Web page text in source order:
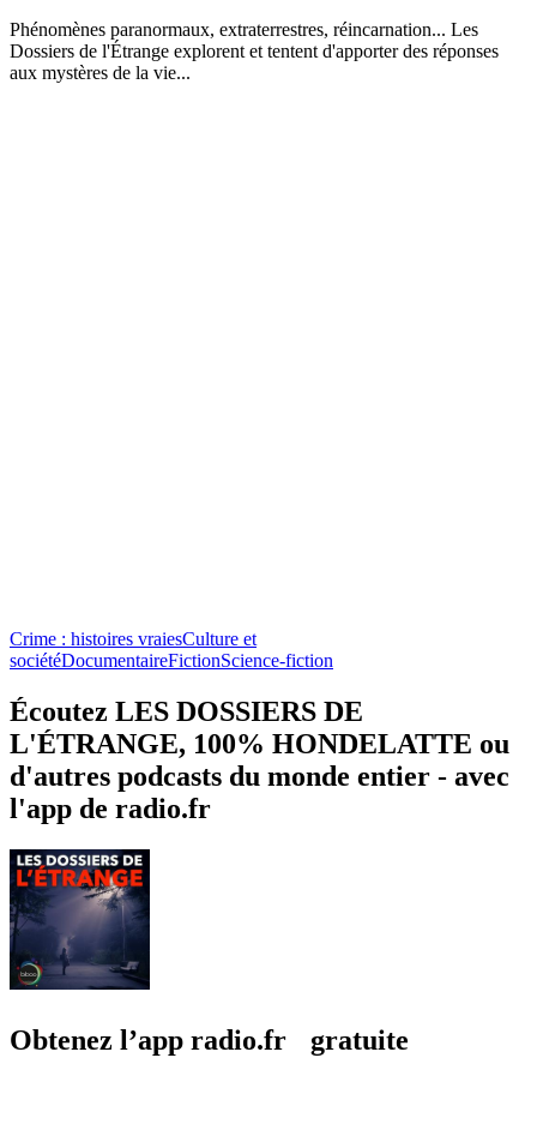
Phénomènes paranormaux, extraterrestres, réincarnation... Les
Dossiers de l'Étrange explorent et tentent d'apporter des réponses
aux mystères de la vie...
Crime : histoires vraiesCulture et
sociétéDocumentaireFictionScience-fiction
Écoutez LES DOSSIERS DE
L'ÉTRANGE, 100% HONDELATTE ou
d'autres podcasts du monde entier - avec
l'app de radio.fr
Obtenez l’app radio.fr gratuite